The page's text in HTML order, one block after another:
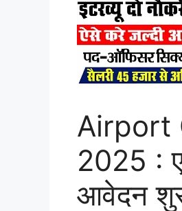
Airport
2025 :
आवेदन